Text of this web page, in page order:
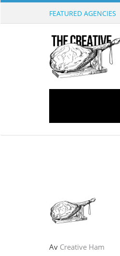
FEATURED AGENCIES
Av Creative Ham